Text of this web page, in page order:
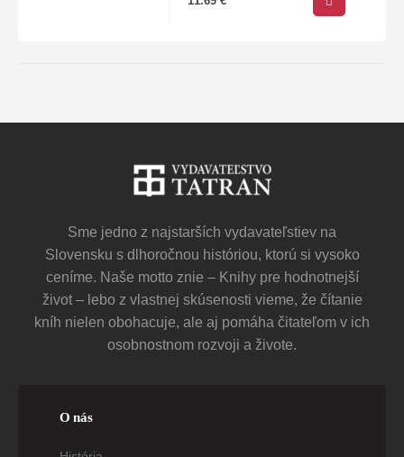
Sme jedno z najstarších vydavateľstiev na
Slovensku s dlhoročnou históriou, ktorú si vysoko
ceníme. Naše motto znie – Knihy pre hodnotnejší
život – lebo z vlastnej skúsenosti vieme, že čítanie
kníh nielen obohacuje, ale aj pomáha čitateľom v ich
osobnostnom rozvoji a živote.
O nás